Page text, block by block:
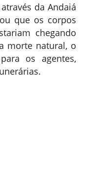
da Andaiá
que os corpos
chegando
morte natural, o
os agentes,